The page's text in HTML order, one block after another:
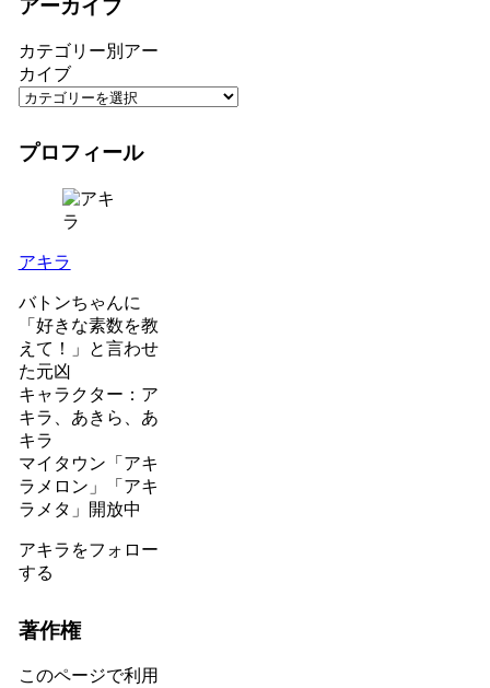
アーカイブ
カテゴリー別アー
カイブ
プロフィール
アキラ
バトンちゃんに
「好きな素数を教
えて！」と言わせ
た元凶
キャラクター：ア
キラ、あきら、あ
キラ
マイタウン「アキ
ラメロン」「アキ
ラメタ」開放中
アキラをフォロー
する
著作権
このページで利用